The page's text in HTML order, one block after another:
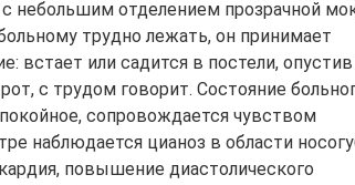
небольшим отделением прозрачной
трудно лежать, он принимает
встает или садится в постели,
с трудом говорит. Состояние
сопровождается чувством
наблюдается цианоз в области
повышение диастолического